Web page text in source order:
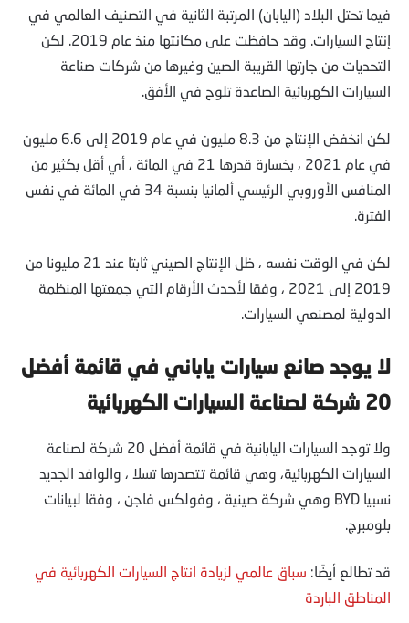
فيما تحتل البلاد (اليابان) المرتبة الثانية في التصنيف العالمي في
إنتاج السيارات. وقد حافظت على مكانتها منذ عام 2019. لكن
التحديات من جارتها القريبة الصين وغيرها من شركات صناعة
السيارات الكهربائية الصاعدة تلوح في الأفق.
لكن انخفض الإنتاج من 8.3 مليون في عام 2019 إلى 6.6 مليون
في عام 2021 ، بخسارة قدرها 21 في المائة ، أي أقل بكثير من
المنافس الأوروبي الرئيسي ألمانيا بنسبة 34 في المائة في نفس
الفترة.
لكن في الوقت نفسه ، ظل الإنتاج الصيني ثابتا عند 21 مليونا من
2019 إلى 2021 ، وفقا لأحدث الأرقام التي جمعتها المنظمة
الدولية لمصنعي السيارات.
لا يوجد صانع سيارات ياباني في قائمة أفضل
20 شركة لصناعة السيارات الكهربائية
ولا توجد السيارات اليابانية في قائمة أفضل 20 شركة لصناعة
السيارات الكهربائية، وهي قائمة تتصدرها تسلا ، والوافد الجديد
نسبيا BYD وهي شركة صينية ، وفولكس فاجن ، وفقا لبيانات
بلومبرج.
قد تطالع أيضًا: سباق عالمي لزيادة انتاج السيارات الكهربائية في
المناطق الباردة